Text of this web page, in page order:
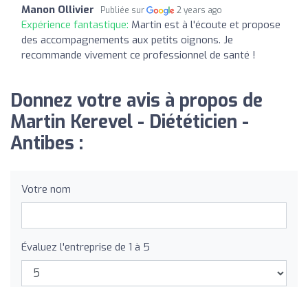
Manon Ollivier Publiée sur 2 years ago
Expérience fantastique: Martin est à l'écoute et propose
des accompagnements aux petits oignons. Je
recommande vivement ce professionnel de santé !
Donnez votre avis à propos de
Martin Kerevel - Diététicien -
Antibes :
Votre nom
Évaluez l'entreprise de 1 à 5